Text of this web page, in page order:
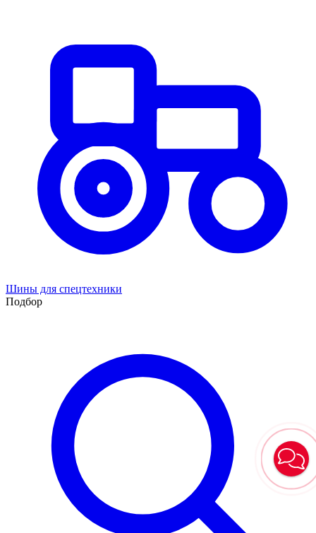
Шины для спецтехники
Подбор